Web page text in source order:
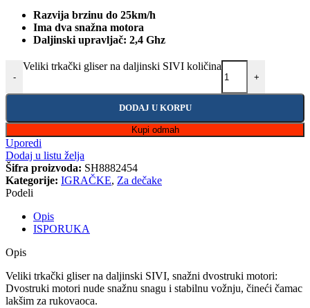
Razvija brzinu do 25km/h
Ima dva snažna motora
Daljinski upravljač: 2,4 Ghz
-
Veliki trkački gliser na daljinski SIVI količina
+
DODAJ U KORPU
Kupi odmah
Uporedi
Dodaj u listu želja
Šifra proizvoda: SH8882454
Kategorije: IGRAČKE, Za dečake
Podeli
Opis
ISPORUKA
Opis
Veliki trkački gliser na daljinski SIVI, snažni dvostruki motori:
Dvostruki motori nude snažnu snagu i stabilnu vožnju, čineći čamac
lakšim za rukovaoca.